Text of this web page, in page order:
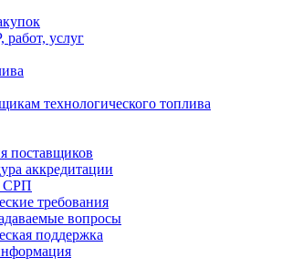
услуг
технологического топлива
поставщиков
аккредитации
СРП
требования
вопросы
поддержка